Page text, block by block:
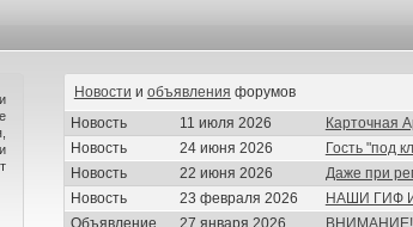
Новости и объявления форумов
Новость
11 июля 2026
Карточная
Новость
24 июня 2026
Гость "под
Новость
22 июня 2026
Даже при
Новость
23 февраля 2026
НАШИ ГИФ
Объявление
27 января 2026